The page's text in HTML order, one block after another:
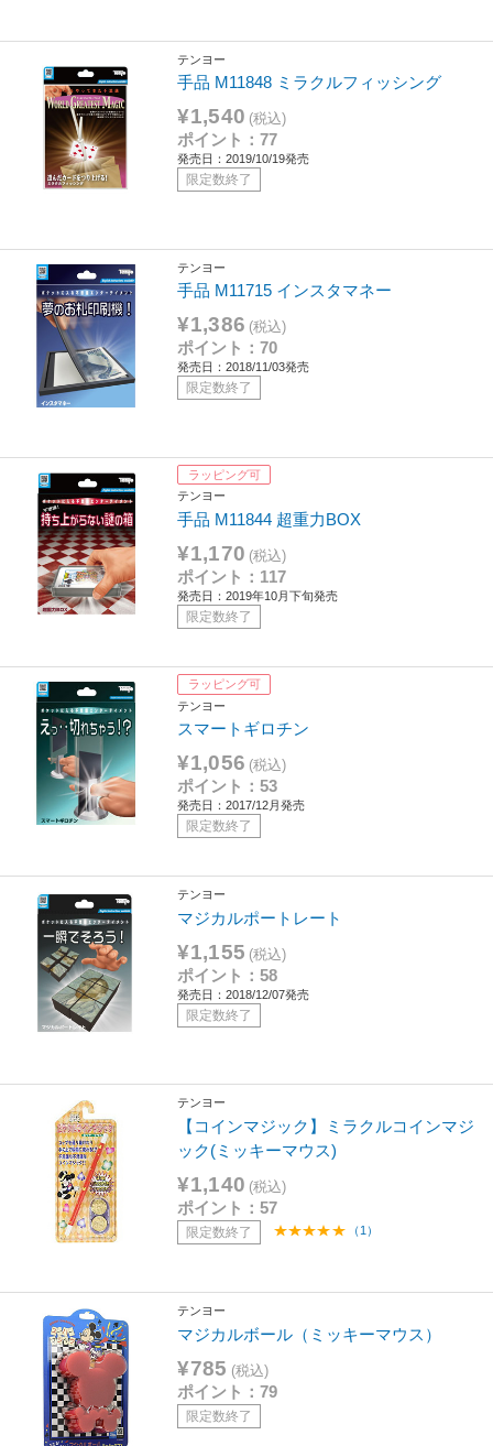
テンヨー
手品 M11848 ミラクルフィッシング
¥1,540 (税込)
ポイント：77
発売日：2019/10/19発売
限定数終了
テンヨー
手品 M11715 インスタマネー
¥1,386 (税込)
ポイント：70
発売日：2018/11/03発売
限定数終了
ラッピング可
テンヨー
手品 M11844 超重力BOX
¥1,170 (税込)
ポイント：117
発売日：2019年10月下旬発売
限定数終了
ラッピング可
テンヨー
スマートギロチン
¥1,056 (税込)
ポイント：53
発売日：2017/12月発売
限定数終了
テンヨー
マジカルポートレート
¥1,155 (税込)
ポイント：58
発売日：2018/12/07発売
限定数終了
テンヨー
【コインマジック】ミラクルコインマジ
ック(ミッキーマウス)
¥1,140 (税込)
ポイント：57
限定数終了 （1）
テンヨー
マジカルボール（ミッキーマウス）
¥785 (税込)
ポイント：79
限定数終了